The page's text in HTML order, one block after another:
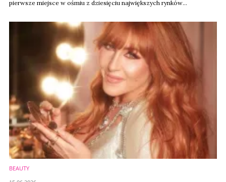
pierwsze miejsce w ośmiu z dziesięciu największych rynków
uwagę konsumentów i zmieniają zasady gry w beauty e-commerce.
BEAUTY